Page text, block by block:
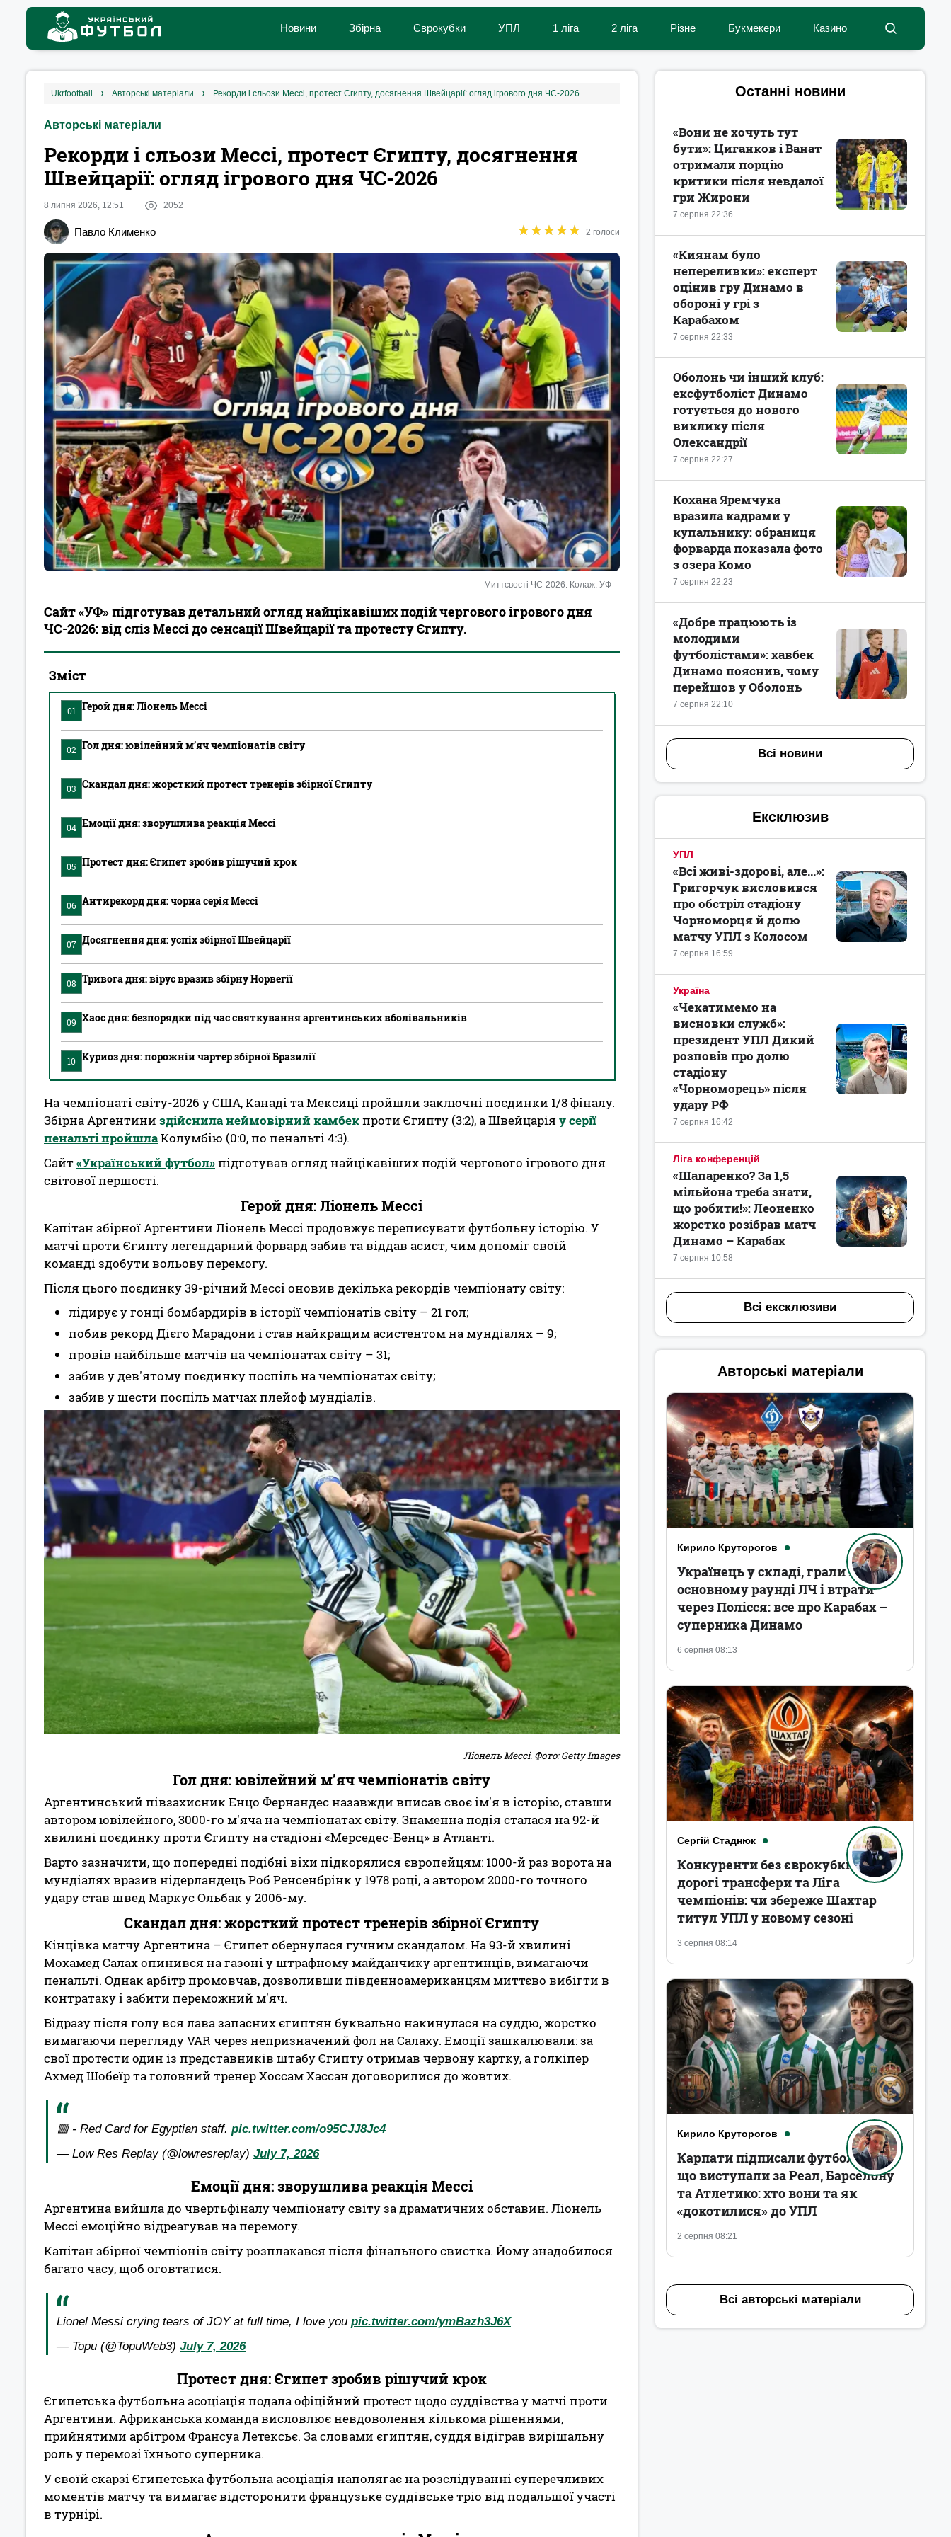
Новини Збірна Єврокубки УПЛ 1 ліга 2 ліга Різне Букмекери Казино
ukrfootball авторські матеріали Рекорди і сльози Мессі, протест Єгипту, досягнення Швейцарії: огляд ігрового дня ЧС-2026
Авторські матеріали
Рекорди і сльози Мессі, протест Єгипту, досягнення
Швейцарії: огляд ігрового дня ЧС-2026
8 липня 2026, 12:51 2052
Павло Клименко ★★★★★
★★★★★ 2 голоси
Миттєвості ЧС-2026. Колаж: УФ
Сайт «УФ» підготував детальний огляд найцікавіших подій чергового ігрового дня
ЧС-2026: від сліз Мессі до сенсації Швейцарії та протесту Єгипту.
Зміст
01 Герой дня: Ліонель Мессі
02 Гол дня: ювілейний м’яч чемпіонатів світу
03 Скандал дня: жорсткий протест тренерів збірної Єгипту
04 Емоції дня: зворушлива реакція Мессі
05 Протест дня: Єгипет зробив рішучий крок
06 Антирекорд дня: чорна серія Мессі
07 Досягнення дня: успіх збірної Швейцарії
08 Тривога дня: вірус вразив збірну Норвегії
09 Хаос дня: безпорядки під час святкування аргентинських вболівальників
10 Курйоз дня: порожній чартер збірної Бразилії
На чемпіонаті світу-2026 у США, Канаді та Мексиці пройшли заключні поєдинки 1/8 фіналу.
Збірна Аргентини здійснила неймовірний камбекпроти Єгипту (3:2), а Швейцарія у серії
пенальті пройшлаКолумбію (0:0, по пенальті 4:3).
Сайт«Український футбол»підготував огляд найцікавіших подій чергового ігрового дня
світової першості.
Герой дня: Ліонель Мессі
Капітан збірної Аргентини Ліонель Мессі продовжує переписувати футбольну історію. У
матчі проти Єгипту легендарний форвард забив та віддав асист, чим допоміг своїй
команді здобути вольову перемогу.
Після цього поєдинку 39-річний Мессі оновив декілька рекордів чемпіонату світу:
лідирує у гонці бомбардирів в історії чемпіонатів світу – 21 гол;
побив рекорд Дієго Марадони і став найкращим асистентом на мундіалях – 9;
провів найбільше матчів на чемпіонатах світу – 31;
забив у дев'ятому поєдинку поспіль на чемпіонатах світу;
забив у шести поспіль матчах плейоф мундіалів.
Ліонель Мессі. Фото: Getty Images
Гол дня: ювілейний м’яч чемпіонатів світу
Аргентинський півзахисник Енцо Фернандес назавжди вписав своє ім'я в історію, ставши
автором ювілейного, 3000-го м'яча на чемпіонатах світу. Знаменна подія сталася на 92-й
хвилині поєдинку проти Єгипту на стадіоні «Мерседес-Бенц» в Атланті.
Варто зазначити, що попередні подібні віхи підкорялися європейцям: 1000-й раз ворота на
мундіалях вразив нідерландець Роб Ренсенбрінк у 1978 році, а автором 2000-го точного
удару став швед Маркус Ольбак у 2006-му.
Скандал дня: жорсткий протест тренерів збірної Єгипту
Кінцівка матчу Аргентина – Єгипет обернулася гучним скандалом. На 93-й хвилині
Мохамед Салах опинився на газоні у штрафному майданчику аргентинців, вимагаючи
пенальті. Однак арбітр промовчав, дозволивши південноамериканцям миттєво вибігти в
контратаку і забити переможний м'яч.
Відразу після голу вся лава запасних єгиптян буквально накинулася на суддю, жорстко
вимагаючи перегляду VAR через непризначений фол на Салаху. Емоції зашкалювали: за
свої протести один із представників штабу Єгипту отримав червону картку, а голкіпер
Ахмед Шобеїр та головний тренер Хоссам Хассан договорилися до жовтих.
🟥 - Red Card for Egyptian staff. pic.twitter.com/o95CJJ8Jc4
— Low Res Replay (@lowresreplay) July 7, 2026
Емоції дня: зворушлива реакція Мессі
Аргентина вийшла до чвертьфіналу чемпіонату світу за драматичних обставин. Ліонель
Мессі емоційно відреагував на перемогу.
Капітан збірної чемпіонів світу розплакався після фінального свистка. Йому знадобилося
багато часу, щоб оговтатися.
Lionel Messi crying tears of JOY at full time, I love you pic.twitter.com/ymBazh3J6X
— Topu (@TopuWeb3) July 7, 2026
Протест дня: Єгипет зробив рішучий крок
Єгипетська футбольна асоціація подала офіційний протест щодо суддівства у матчі проти
Аргентини. Африканська команда висловлює невдоволення кількома рішеннями,
прийнятими арбітром Франсуа Летексьє. За словами єгиптян, суддя відіграв вирішальну
роль у перемозі їхнього суперника.
У своїй скарзі Єгипетська футбольна асоціація наполягає на розслідуванні суперечливих
моментів матчу та вимагає відсторонити французьке суддівське тріо від подальшої участі
в турнірі.
Останні новини
7 серпня 22:36
«Вони не хочуть тут
бути»: Циганков і Ванат
отримали порцію
критики після невдалої
гри Жирони
7 серпня 22:33
«Киянам було
непереливки»: експерт
оцінив гру Динамо в
обороні у грі з
Карабахом
7 серпня 22:27
Оболонь чи інший клуб:
ексфутболіст Динамо
готується до нового
виклику після
Олександрії
7 серпня 22:23
Кохана Яремчука
вразила кадрами у
купальнику: обраниця
форварда показала фото
з озера Комо
7 серпня 22:10
«Добре працюють із
молодими
футболістами»: хавбек
Динамо пояснив, чому
перейшов у Оболонь
Всі новини
Ексклюзив
УПЛ
7 серпня 16:59
«Всі живі-здорові, але...»:
Григорчук висловився
про обстріл стадіону
Чорноморця й долю
матчу УПЛ з Колосом
Україна
7 серпня 16:42
«Чекатимемо на
висновки служб»:
президент УПЛ Дикий
розповів про долю
стадіону
«Чорноморець» після
удару РФ
Ліга конференцій
7 серпня 10:58
«Шапаренко? За 1,5
мільйона треба знати,
що робити!»: Леоненко
жорстко розібрав матч
Динамо – Карабах
Всі ексклюзиви
Авторські матеріали
Кирило Круторогов
6 серпня 08:13
Українець у складі, грали в
основному раунді ЛЧ і втрати
через Полісся: все про Карабах –
суперника Динамо
Сергій Стаднюк
3 серпня 08:14
Конкуренти без єврокубків,
дорогі трансфери та Ліга
чемпіонів: чи збереже Шахтар
титул УПЛ у новому сезоні
Кирило Круторогов
2 серпня 08:21
Карпати підписали футболістів,
що виступали за Реал, Барселону
та Атлетико: хто вони та як
«докотилися» до УПЛ
Всі авторські матеріали